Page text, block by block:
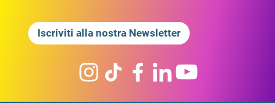
Iscriviti alla nostra Newsletter